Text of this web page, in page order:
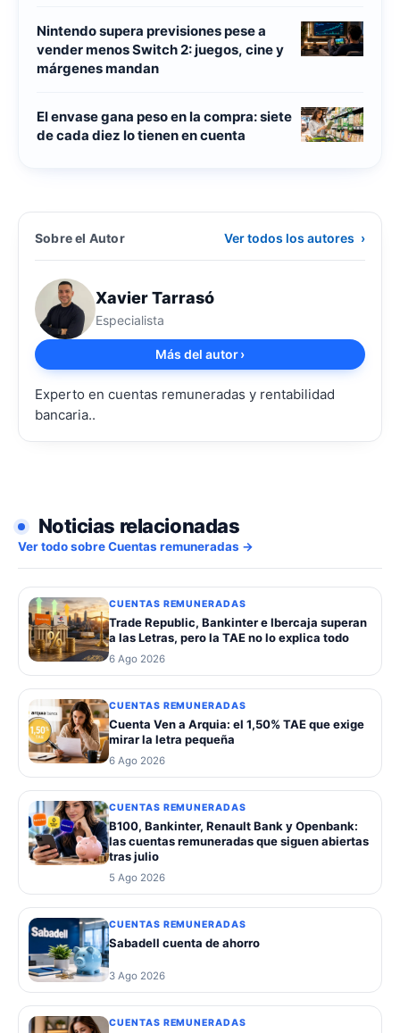
Nintendo supera previsiones pese a
vender menos Switch 2: juegos, cine y
márgenes mandan
El envase gana peso en la compra: siete
de cada diez lo tienen en cuenta
Sobre el Autor Ver todos los autores ›
Xavier Tarrasó
Especialista
Más del autor›
Experto en cuentas remuneradas y rentabilidad
bancaria..
Noticias relacionadas
Ver todo sobre Cuentas remuneradas →
CUENTAS REMUNERADAS
Trade Republic, Bankinter e Ibercaja superan
a las Letras, pero la TAE no lo explica todo
6 Ago 2026
CUENTAS REMUNERADAS
Cuenta Ven a Arquia: el 1,50% TAE que exige
mirar la letra pequeña
6 Ago 2026
CUENTAS REMUNERADAS
B100, Bankinter, Renault Bank y Openbank:
las cuentas remuneradas que siguen abiertas
tras julio
5 Ago 2026
CUENTAS REMUNERADAS
Sabadell cuenta de ahorro
3 Ago 2026
CUENTAS REMUNERADAS